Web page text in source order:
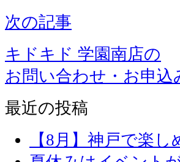
次の記事
キドキド 学園南店の
お問い合わせ・お申
最近の投稿
【8月】神戸で楽